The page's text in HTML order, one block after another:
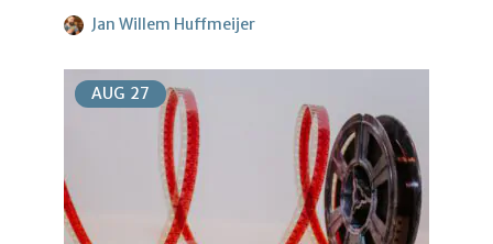
Jan Willem Huffmeijer
AUG 27